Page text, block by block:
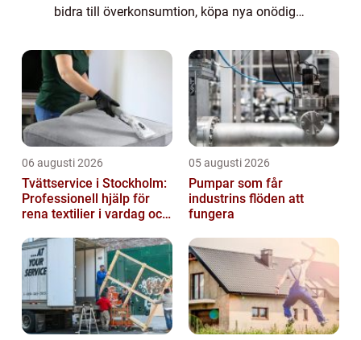
bidra till överkonsumtion, köpa nya onödiga
06 augusti 2026
Tvättservice i Stockholm:
Professionell hjälp för
rena textilier i vardag och
05 augusti 2026
Pumpar som får
industrins flöden att
fungera